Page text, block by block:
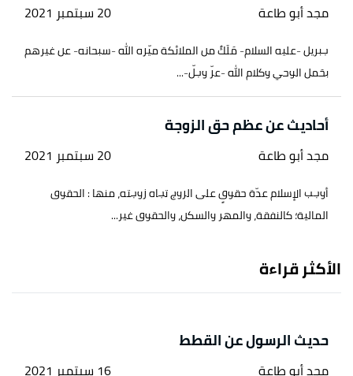
مجد أبو طاعة 20 سبتمبر 2021
جبريل -عليه السلام- مَلَكٌ من الملائكة ميّزه الله -سبحانه- عن غيرهم
بحَمل الوحي وكلام الله -عزّ وجلّ-...
أحاديث عن عظم حق الزوجة
مجد أبو طاعة 20 سبتمبر 2021
أوجب الإسلام عدّة حقوقٍ على الزوج تجاه زوجته، منها : الحقوق
المالية؛ كالنفقة، والمهر والسكن، والحقوق غير...
الأكثر قراءة
حديث الرسول عن القطط
مجد أبو طاعة 16 سبتمبر 2021